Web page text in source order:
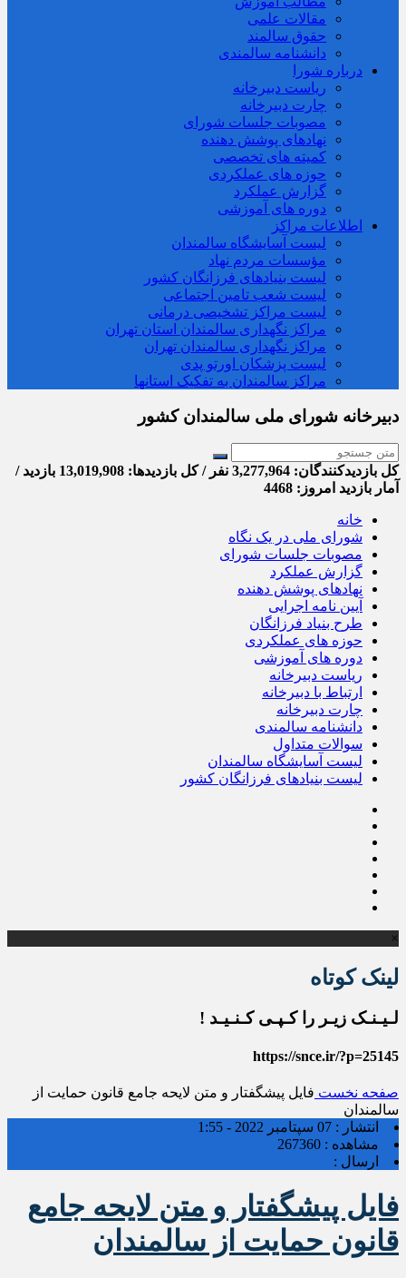
مقالات علمی
حقوق سالمند
دانشنامه سالمندی
درباره شورا
ریاست دبیرخانه
چارت دبیرخانه
مصوبات جلسات شورای
نهادهای پوشش دهنده
کمیته های تخصصی
حوزه های عملکردی
گزارش عملکرد
دوره های آموزشی
اطلاعات مراکز
لیست آسایشگاه سالمندان
مؤسسات مردم نهاد
لیست بنیادهای فرزانگان کشور
لیست شعب تامین اجتماعی
لیست مراکز تشخیصی درمانی
مراکز نگهداری سالمندان استان تهران
مراکز نگهداری سالمندان تهران
لیست پزشکان اورتو پدی
مراکز سالمندان به تفکیک استانها
دبیرخانه شورای ملی سالمندان کشور
کل بازدیدکنند‌گان: 3,277,964 نفر / کل بازدیدها: 13,019,908 بازدید /
آمار بازدید امروز: 4468
خانه
شورای ملی در یک نگاه
مصوبات جلسات شورای
گزارش عملکرد
نهادهای پوشش دهنده
آیین نامه اجرایی
طرح بنیاد فرزانگان
حوزه های عملکردی
دوره های آموزشی
ریاست دبیرخانه
ارتباط با دبیرخانه
چارت دبیرخانه
دانشنامه سالمندی
سوالات متداول
لیست آسایشگاه سالمندان
لیست بنیادهای فرزانگان کشور
×
لینک کوتاه
لـیـنـک زیـر را کـپـی کـنـیـد !
https://snce.ir/?p=25145
صفحه نخست فایل پیشگفتار و متن لایحه جامع قانون حمایت از
سالمندان
انتشار : 07 سپتامبر 2022 - 1:55
مشاهده : 267360
ارسال :
فایل پیشگفتار و متن لایحه جامع
قانون حمایت از سالمندان